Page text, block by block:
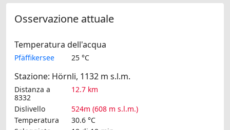
Osservazione attuale
Temperatura dell'acqua
Pfäffikersee 25 °C
Stazione: Hörnli, 1132 m s.l.m.
Distanza a
8332
12.7 km
Dislivello
524m (608 m s.l.m.)
Temperatura
30.6 °C